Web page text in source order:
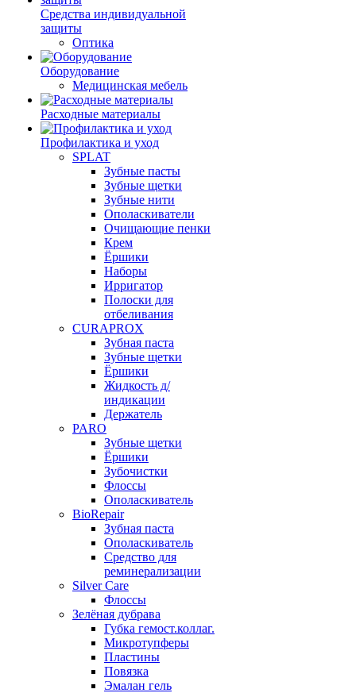
Средства индивидуальной
защиты
Оптика
Оборудование
Медицинская мебель
Расходные материалы
Профилактика и уход
SPLAT
Зубные пасты
Зубные щетки
Зубные нити
Ополаскиватели
Очищающие пенки
Крем
Ёршики
Наборы
Ирригатор
Полоски для
отбеливания
CURAPROX
Зубная паста
Зубные щетки
Ёршики
Жидкость д/
индикации
Держатель
PARO
Зубные щетки
Ёршики
Зубочистки
Флоссы
Ополаскиватель
BioRepair
Зубная паста
Ополаскиватель
Средство для
реминерализации
Silver Care
Флоссы
Зелёная дубрава
Губка гемост.коллаг.
Микротупферы
Пластины
Повязка
Эмалан гель